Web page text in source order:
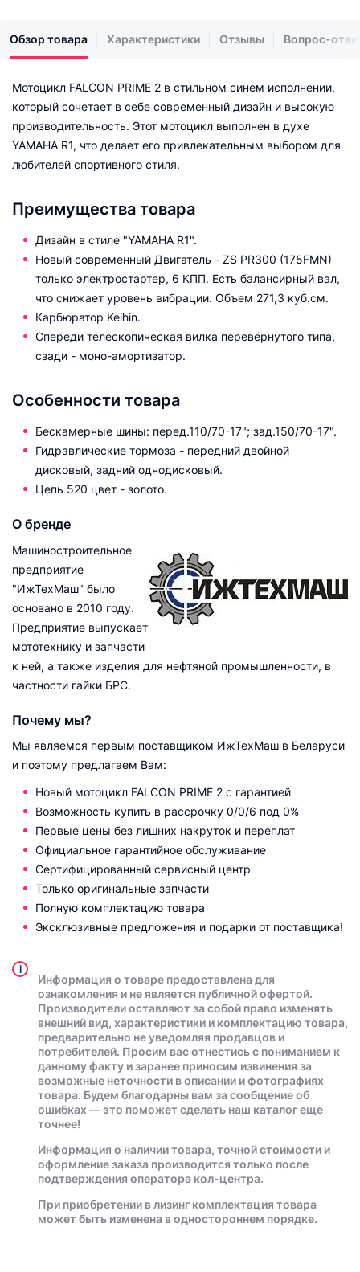
Обзор товара Характеристики Отзывы Вопрос-
Мотоцикл FALCON PRIME 2 в стильном синем исполнении,
который сочетает в себе современный дизайн и высокую
производительность. Этот мотоцикл выполнен в духе
YAMAHA R1, что делает его привлекательным выбором для
любителей спортивного стиля.
Преимущества товара
Дизайн в стиле "YAMAHA R1".
Новый современный Двигатель - ZS PR300 (175FMN)
только электростартер, 6 КПП. Есть балансирный вал,
что снижает уровень вибрации. Объем 271,3 куб.см.
Карбюратор Keihin.
Спереди телескопическая вилка перевёрнутого типа,
сзади - моно-амортизатор.
Особенности товара
Бескамерные шины: перед.110/70-17"; зад.150/70-17".
Гидравлические тормоза - передний двойной
дисковый, задний однодисковый.
Цепь 520 цвет - золото.
О бренде
Машиностроительное
предприятие
"ИжТехМаш" было
основано в 2010 году.
Предприятие выпускает
мототехнику и запчасти
к ней, а также изделия для нефтяной промышленности, в
частности гайки БРС.
Почему мы?
Мы являемся первым поставщиком ИжТехМаш в Беларуси
и поэтому предлагаем Вам:
Новый мотоцикл FALCON PRIME 2 с гарантией
Возможность купить в рассрочку 0/0/6 под 0%
Первые цены без лишних накруток и переплат
Официальное гарантийное обслуживание
Сертифицированный сервисный центр
Только оригинальные запчасти
Полную комплектацию товара
Эксклюзивные предложения и подарки от поставщика!
i
Информация о товаре предоставлена для
ознакомления и не является публичной офертой.
Производители оставляют за собой право изменять
внешний вид, характеристики и комплектацию товара,
предварительно не уведомляя продавцов и
потребителей. Просим вас отнестись с пониманием к
данному факту и заранее приносим извинения за
возможные неточности в описании и фотографиях
товара. Будем благодарны вам за сообщение об
ошибках — это поможет сделать наш каталог еще
точнее!
Информация о наличии товара, точной стоимости и
оформление заказа производится только после
подтверждения оператора кол-центра.
При приобретении в лизинг комплектация товара
может быть изменена в одностороннем порядке.